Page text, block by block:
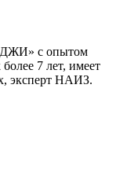
с опытом
7 лет, имеет
эксперт НАИЗ.